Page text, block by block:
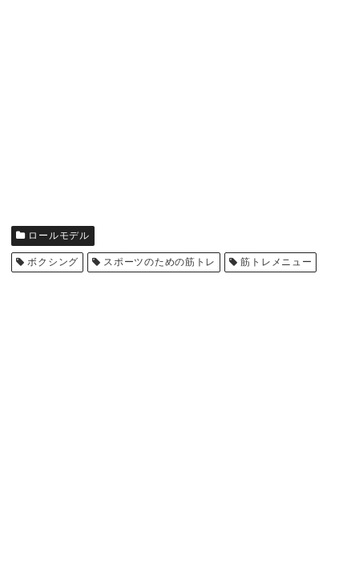
ロールモデル
ボクシング スポーツのための筋トレ 筋トレメニュー